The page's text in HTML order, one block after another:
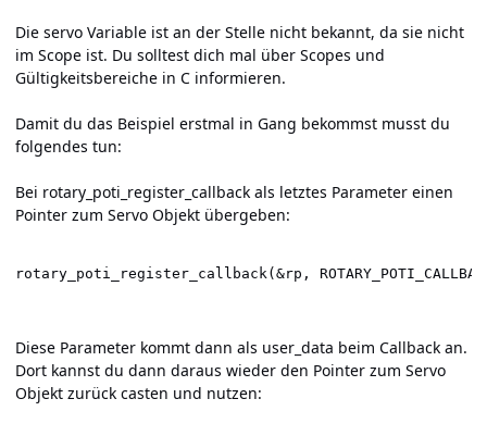
Die servo Variable ist an der Stelle nicht bekannt, da sie nicht
im Scope ist. Du solltest dich mal über Scopes und
Gültigkeitsbereiche in C informieren.
Damit du das Beispiel erstmal in Gang bekommst musst du
folgendes tun:
Bei rotary_poti_register_callback als letztes Parameter einen
Pointer zum Servo Objekt übergeben:
rotary_poti_register_callback(&rp,
Diese Parameter kommt dann als user_data beim Callback an.
Dort kannst du dann daraus wieder den Pointer zum Servo
Objekt zurück casten und nutzen: